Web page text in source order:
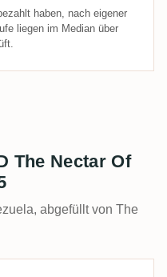
haben, nach eigener
liegen im Median über
The Nectar Of
abgefüllt von The